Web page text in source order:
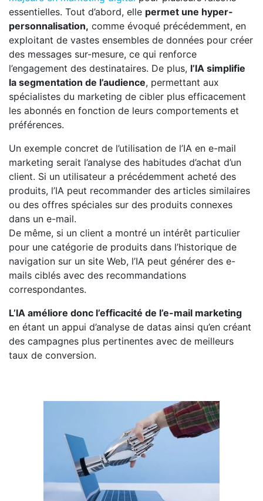
essentielles. Tout d’abord, elle permet une hyper-
personnalisation, comme évoqué précédemment, en
exploitant de vastes ensembles de données pour créer
des messages sur-mesure, ce qui renforce
l’engagement des destinataires. De plus, l’IA simplifie
la segmentation de l’audience, permettant aux
spécialistes du marketing de cibler plus efficacement
les abonnés en fonction de leurs comportements et
préférences.
Un exemple concret de l’utilisation de l’IA en e-mail
marketing serait l’analyse des habitudes d’achat d’un
client. Si un utilisateur a précédemment acheté des
produits, l’IA peut recommander des articles similaires
ou des offres spéciales sur des produits connexes
dans un e-mail.
De même, si un client a montré un intérêt particulier
pour une catégorie de produits dans l’historique de
navigation sur un site Web, l’IA peut générer des e-
mails ciblés avec des recommandations
correspondantes.
L’IA améliore donc l’efficacité de l’e-mail marketing
en étant un appui d’analyse de datas ainsi qu’en créant
des campagnes plus pertinentes avec de meilleurs
taux de conversion.